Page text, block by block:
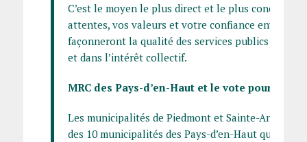
C’est le moyen le plus direct et le plus concret
attentes, vos valeurs et votre confiance envers
façonneront la qualité des services publics
et dans l’intérêt collectif.
MRC des Pays-d’en-Haut et le vote pour un
Les municipalités de Piedmont et Sainte-Anne-
des 10 municipalités des Pays-d’en-Haut qui